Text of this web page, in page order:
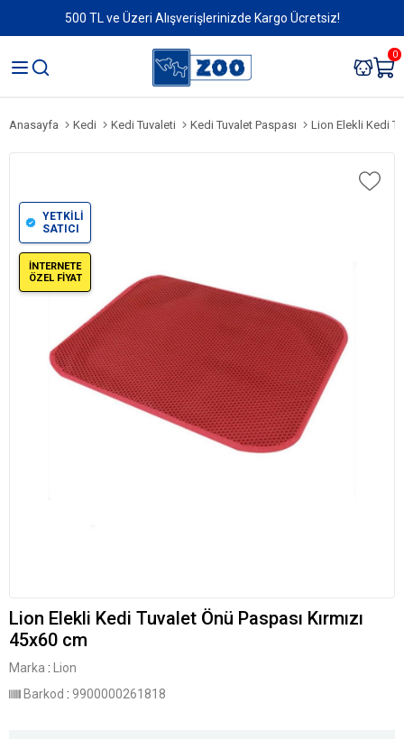
500 TL ve Üzeri Alışverişlerinizde Kargo Ücretsiz!
0
Anasayfa Kedi Kedi Tuvaleti Kedi Tuvalet Paspası Lion Elekli Kedi
YETKİLİ
SATICI
İNTERNETE
ÖZEL FİYAT
Lion Elekli Kedi Tuvalet Önü Paspası Kırmızı
45x60 cm
Marka :
Lion
Barkod : 9900000261818